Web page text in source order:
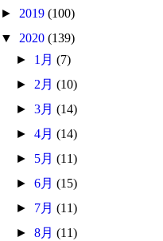
► 2019 (100)
▼ 2020 (139)
► 1月(7)
► 2月(10)
►3月(14)
►4月(14)
► 5月(11)
►6月(15)
► 7月(11)
►8月(11)